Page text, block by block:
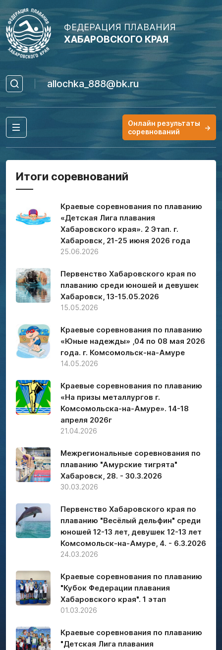
ФЕДЕРАЦИЯ ПЛАВАНИЯ
ХАБАРОВСКОГО КРАЯ
allochka_888@bk.ru
Онлайн результаты
соревнований
→
Итоги соревнований
Краевые соревнования по плаванию
«Детская Лига плавания
Хабаровского края». 2 Этап. г.
Хабаровск, 21-25 июня 2026 года
25.06.2026
Первенство Хабаровского края по
плаванию среди юношей и девушек
Хабаровск, 13-15.05.2026
15.05.2026
Краевые соревнования по плаванию
«Юные надежды» ,04 по 08 мая 2026
года. г. Комсомольск-на-Амуре
14.05.2026
Краевые соревнования по плаванию
«На призы металлургов г.
Комсомольска-на-Амуре». 14-18
апреля 2026г
21.04.2026
Межрегиональные соревнования по
плаванию "Амурские тигрята"
Хабаровск, 28. - 30.3.2026
30.03.2026
Первенство Хабаровского края по
плаванию "Весёлый дельфин" среди
юношей 12-13 лет, девушек 12-13 лет
Комсомольск-на-Амуре, 4. - 6.3.2026
24.03.2026
Краевые соревнования по плаванию
"Кубок Федерации плавания
Хабаровского края". 1 этап
01.03.2026
Краевые соревнования по плаванию
"Детская Лига плавания